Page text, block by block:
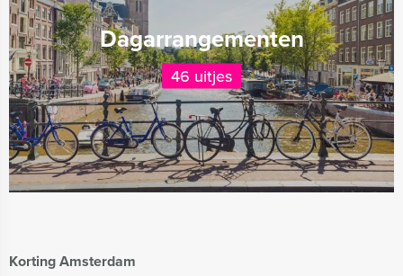
Korting Amsterdam
Dagarrangementen
46 uitjes